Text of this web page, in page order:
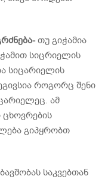
თუ გიჭამია
სიცრიელის
სიცარიელის
როგორც შენი
ამ
ცხოვრების
გიპყრობთ
საკვებთან